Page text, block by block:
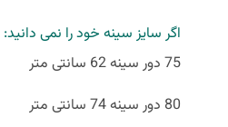
اگر سایز سینه خود را نمی دانید:
75 دور سینه 62 سانتی متر
80 دور سینه 74 سانتی متر